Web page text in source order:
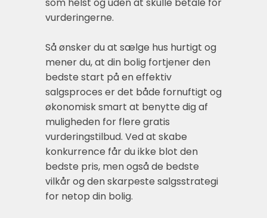
vurderingerne.
Så ønsker du at sælge hus hurtigt og
mener du, at din bolig fortjener den
bedste start på en effektiv
salgsproces er det både fornuftigt og
økonomisk smart at benytte dig af
muligheden for flere gratis
vurderingstilbud. Ved at skabe
konkurrence får du ikke blot den
bedste pris, men også de bedste
vilkår og den skarpeste salgsstrategi
for netop din bolig.